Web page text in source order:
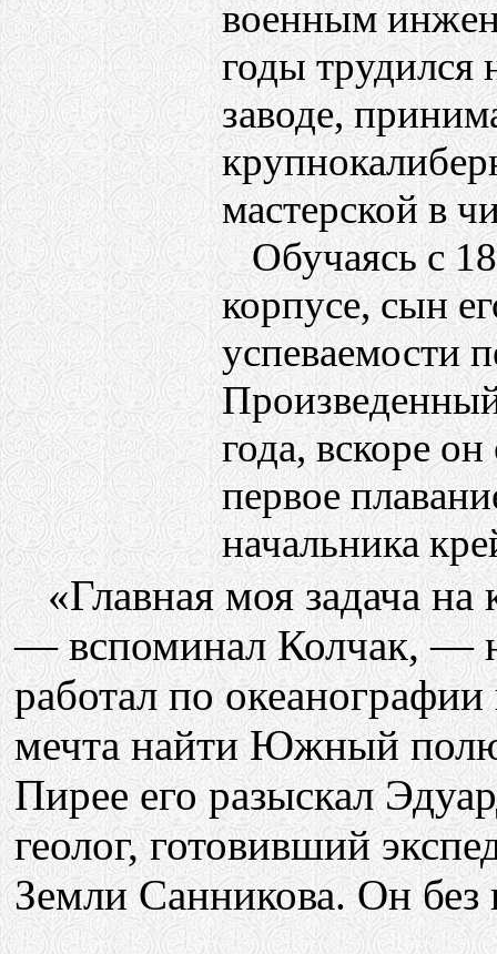
военным
годы
заводе,
мастерской в
Обучаясь с
корпусе, сын
успеваемости
года, вскоре
первое
начальника
«Главная моя задача на
— вспоминал Колчак, —
работал по
мечта найти Южный
Пирее его разыскал
геолог, готовивший
Земли Санникова. Он без